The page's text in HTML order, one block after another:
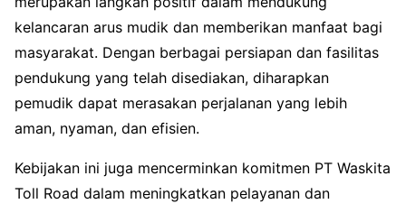
kelancaran arus mudik dan memberikan manfaat bagi
masyarakat. Dengan berbagai persiapan dan fasilitas
pendukung yang telah disediakan, diharapkan
pemudik dapat merasakan perjalanan yang lebih
aman, nyaman, dan efisien.
Kebijakan ini juga mencerminkan komitmen PT Waskita
Toll Road dalam meningkatkan pelayanan dan